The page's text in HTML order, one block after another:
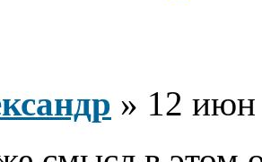
» 12 июн